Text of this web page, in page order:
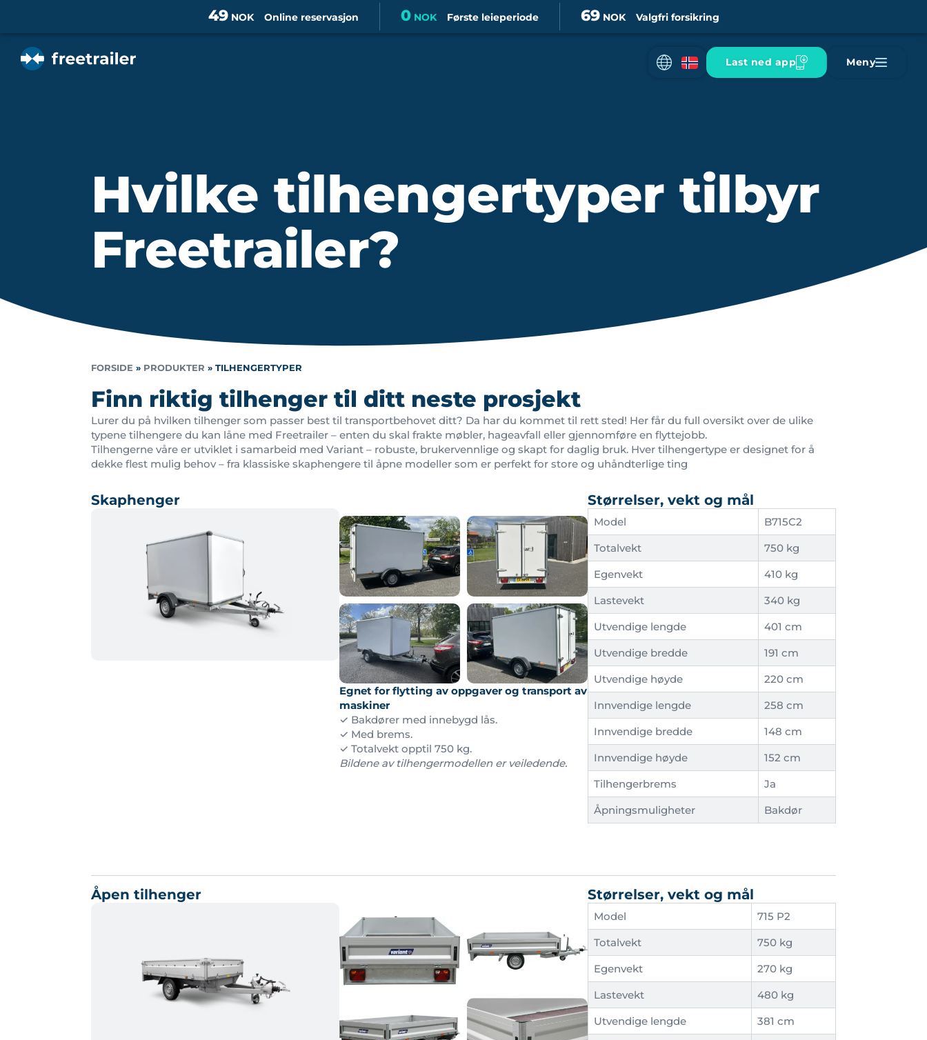
Online reservasjon
49NOK Første leieperiode
0NOK Valgfri forsikring
69NOK
Last ned app Meny
Hvilke tilhengertyper tilbyr
Freetrailer?
FORSIDE » PRODUKTER » TILHENGERTYPER
Finn riktig tilhenger til ditt neste prosjekt
Lurer du på hvilken tilhenger som passer best til transportbehovet ditt? Da har du kommet til rett sted! Her får du full oversikt over de ulike
typene tilhengere du kan låne med Freetrailer – enten du skal frakte møbler, hageavfall eller gjennomføre en flyttejobb.
Tilhengerne våre er utviklet i samarbeid med Variant – robuste, brukervennlige og skapt for daglig bruk. Hver tilhengertype er designet for å
dekke flest mulig behov – fra klassiske skaphengere til åpne modeller som er perfekt for store og uhåndterlige ting
Skaphenger
Egnet for flytting av oppgaver og transport av
maskiner
✓ Bakdører med innebygd lås.
✓ Med brems.
✓ Totalvekt opptil 750 kg.
Bildene av tilhengermodellen er veiledende.
Størrelser, vekt og mål
Model
B715C2
Totalvekt
750 kg
Egenvekt
410 kg
Lastevekt
340 kg
Utvendige lengde
401 cm
Utvendige bredde
191 cm
Utvendige høyde
220 cm
Innvendige lengde
258 cm
Innvendige bredde
148 cm
Innvendige høyde
152 cm
Tilhengerbrems
Ja
Åpningsmuligheter
Bakdør
Åpen tilhenger Størrelser, vekt og mål
Model
715 P2
Totalvekt
750 kg
Egenvekt
270 kg
Lastevekt
480 kg
Utvendige lengde
381 cm